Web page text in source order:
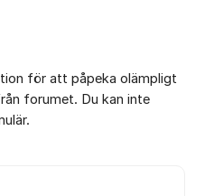
för att påpeka olämpligt
forumet. Du kan inte